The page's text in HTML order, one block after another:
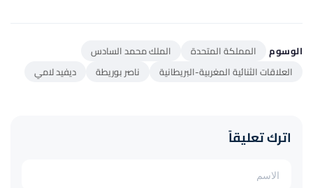
الوسوم المملكة المتحدة
الملك محمد السادس
العلاقات الثنائية المغربية-البريطانية
ناصر بوريطة ديفيد لامي
اترك تعليقاً